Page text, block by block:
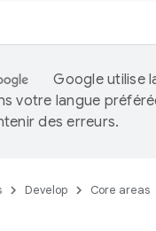
Google utilise
votre langue
des erreurs.
Develop Core areas